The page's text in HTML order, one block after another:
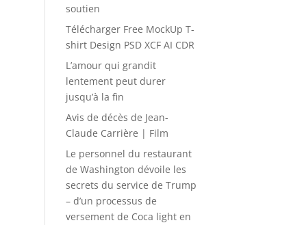
soutien
Télécharger Free MockUp T-
shirt Design PSD XCF AI CDR
L’amour qui grandit
lentement peut durer
jusqu’à la fin
Avis de décès de Jean-
Claude Carrière | Film
Le personnel du restaurant
de Washington dévoile les
secrets du service de Trump
– d’un processus de
versement de Coca light en